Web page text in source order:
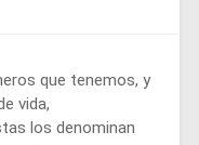
que tenemos, y
vida,
los denominan